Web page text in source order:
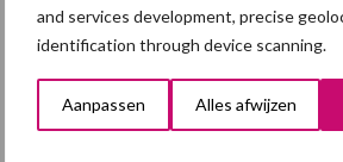
and services development, precise
identification through device scanning.
Aanpassen Alles afwijzen